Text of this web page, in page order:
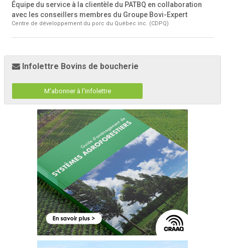
Équipe du service à la clientèle du PATBQ en collaboration
avec les conseillers membres du Groupe Bovi-Expert
Centre de développement du porc du Québec inc. (CDPQ)
Infolettre Bovins de boucherie
M'abonner à l'infolettre